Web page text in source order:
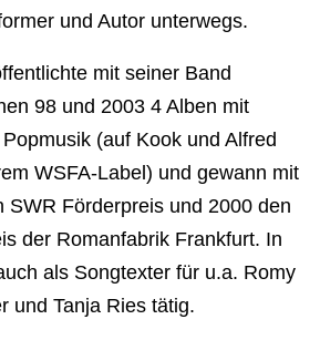
und Autor unterwegs.
mit seiner Band
98 und 2003 4 Alben mit
(auf Kook und Alfred
WSFA-Label) und gewann mit
SWR Förderpreis und 2000 den
der Romanfabrik Frankfurt. In
als Songtexter für u.a. Romy
und Tanja Ries tätig.